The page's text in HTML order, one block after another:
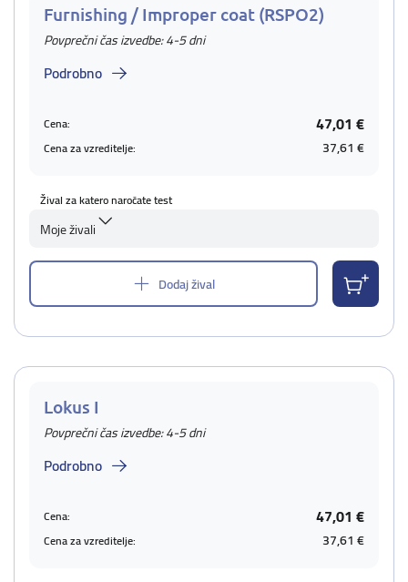
Furnishing / Improper coat (RSPO2)
Povprečni čas izvedbe: 4-5 dni
Podrobno
Cena: 47,01 €
Cena za vzreditelje: 37,61 €
Žival za katero naročate test
Moje živali
Dodaj žival
Lokus I
Povprečni čas izvedbe: 4-5 dni
Podrobno
Cena: 47,01 €
Cena za vzreditelje: 37,61 €